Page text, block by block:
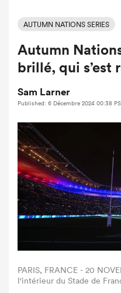
AUTUMN NATIONS SERIES
Autumn
brillé, qui s’est
Sam Larner
Published: 6 Décembre 2024 00:38
PARIS, FRANCE - 20
l'intérieur du Stade de